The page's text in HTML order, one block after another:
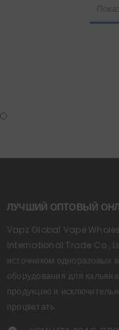
ЛУЧШИЙ ОПТОВЫЙ
Vapz Global Vape
International Trade Co.,
источником одноразовых
оборудования для
продукцию и
процветать.